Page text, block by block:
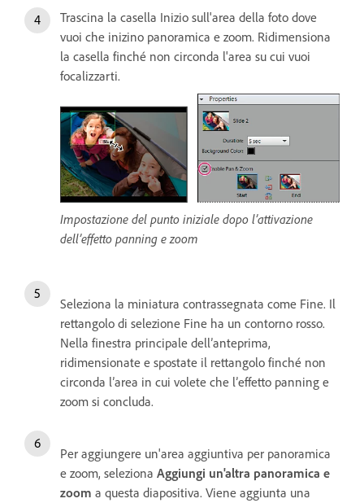
Trascina la casella Inizio sull'area della foto dove
vuoi che inizino panoramica e zoom. Ridimensiona
la casella finché non circonda l'area su cui vuoi
focalizzarti.
Impostazione del punto iniziale dopo l’attivazione
dell’effetto panning e zoom
Seleziona la miniatura contrassegnata come Fine. Il
rettangolo di selezione Fine ha un contorno rosso.
Nella finestra principale dell’anteprima,
ridimensionate e spostate il rettangolo finché non
circonda l’area in cui volete che l’effetto panning e
zoom si concluda.
Per aggiungere un'area aggiuntiva per panoramica
e zoom, seleziona Aggiungi un'altra panoramica e
zoom a questa diapositiva. Viene aggiunta una